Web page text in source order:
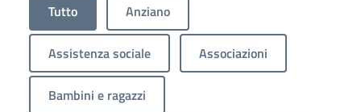
Tutto Anziano
Assistenza sociale Associazioni
Bambini e ragazzi